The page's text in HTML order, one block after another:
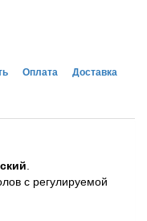
Оплата Доставка
с регулируемой